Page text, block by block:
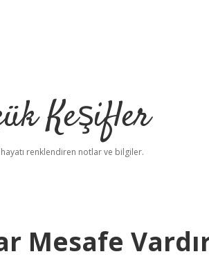
Keşifler
renklendiren notlar ve bilgiler.
Mesafe